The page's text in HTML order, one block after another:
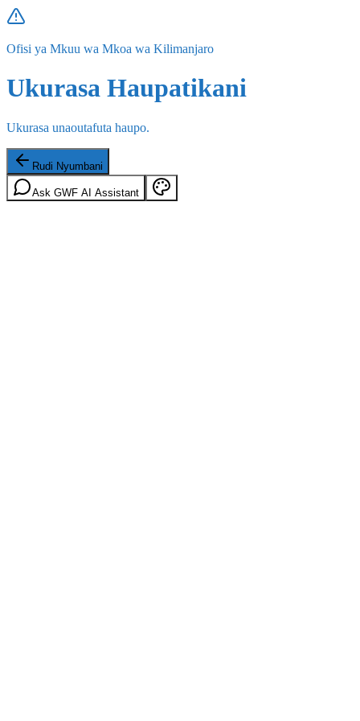
Ofisi ya Mkuu wa Mkoa wa Kilimanjaro
Ukurasa Haupatikani
Ukurasa unaoutafuta haupo.
Rudi Nyumbani
Ask GWF AI Assistant